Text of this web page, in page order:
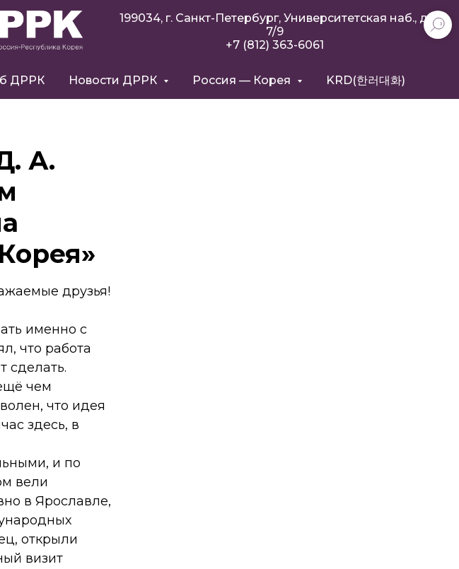
199034, г. Санкт-Петербург, Университетская наб., д.
7/9
+7 (812) 363-6061
ДРРК Новости ДРРК Россия — Корея KRD(한러대화)
А.
друзья!
именно с
что работа
сделать.
чем
что идея
здесь, в
и по
вели
в Ярославле,
открыли
визит